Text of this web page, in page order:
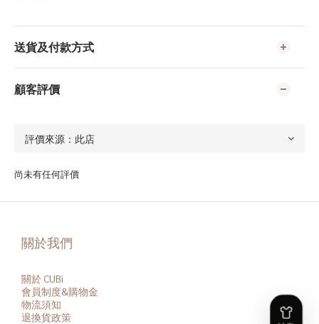
送貨及付款方式
顧客評價
尚未有任何評價
關於我們
關於 CUBi
會員制度&購物金
物流須知
退換貨政策